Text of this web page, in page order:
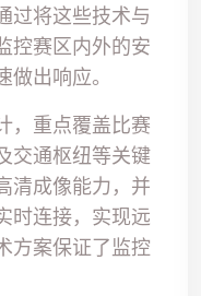
过将这些技术与
控赛区内外的安
出响应。
，重点覆盖比赛
交通枢纽等关键
清成像能力，并
时连接，实现远
方案保证了监控